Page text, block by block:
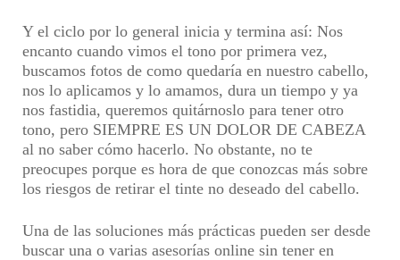
Y el ciclo por lo general inicia y termina así: Nos
encanto cuando vimos el tono por primera vez,
buscamos fotos de como quedaría en nuestro cabello,
nos lo aplicamos y lo amamos, dura un tiempo y ya
nos fastidia, queremos quitárnoslo para tener otro
tono, pero SIEMPRE ES UN DOLOR DE CABEZA
al no saber cómo hacerlo. No obstante, no te
preocupes porque es hora de que conozcas más sobre
los riesgos de retirar el tinte no deseado del cabello.
Una de las soluciones más prácticas pueden ser desde
buscar una o varias asesorías online sin tener en